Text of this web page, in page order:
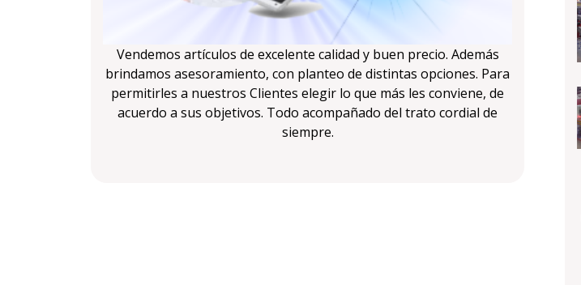
Vendemos artículos de excelente calidad y buen precio. Además
brindamos asesoramiento, con planteo de distintas opciones. Para
permitirles a nuestros Clientes elegir lo que más les conviene, de
acuerdo a sus objetivos. Todo acompañado del trato cordial de
siempre.